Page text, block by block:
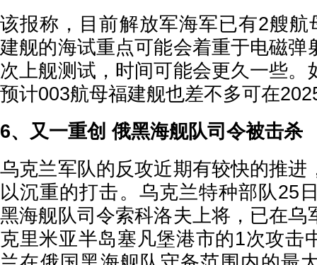
该报称，目前解放军海军已有2艘航
建舰的海试重点可能会着重于电磁弹
次上舰测试，时间可能会更久一些。
预计003航母福建舰也差不多可在
6、又一重创 俄黑海舰队司令被击杀
乌克兰军队的反攻近期有较快的推进
以沉重的打击。乌克兰特种部队25
黑海舰队司令索科洛夫上将，已在乌
克里米亚半岛塞凡堡港市的1次攻击